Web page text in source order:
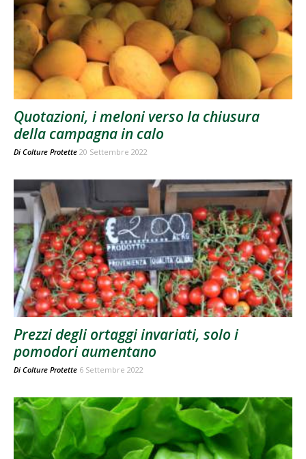
Quotazioni, i meloni verso la chiusura
della campagna in calo
Di Colture Protette 20 Settembre 2022
Prezzi degli ortaggi invariati, solo i
pomodori aumentano
Di Colture Protette 6 Settembre 2022